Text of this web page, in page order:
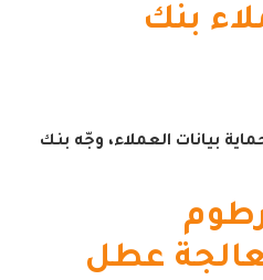
بنك
بيانات العملاء، وجّه بنك
عطل